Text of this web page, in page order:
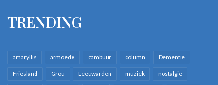
gezondheid en verandering levenswijsheid
mijmeren ouder worden
TRENDING
amaryllis armoede cambuur column Dementie
Friesland Grou Leeuwarden muziek nostalgie